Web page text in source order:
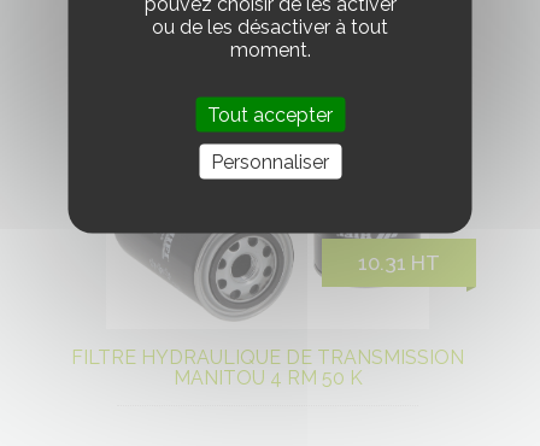
10.31 HT
FILTRE HYDRAULIQUE DE TRANSMISSION
MANITOU 4 RM 50 K
ou de les désactiver à tout
moment.
Tout accepter
Personnaliser